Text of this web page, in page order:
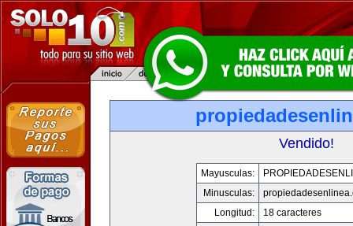
Vendido!
Mayusculas:
Minusculas:
Longitud:
18 caracteres